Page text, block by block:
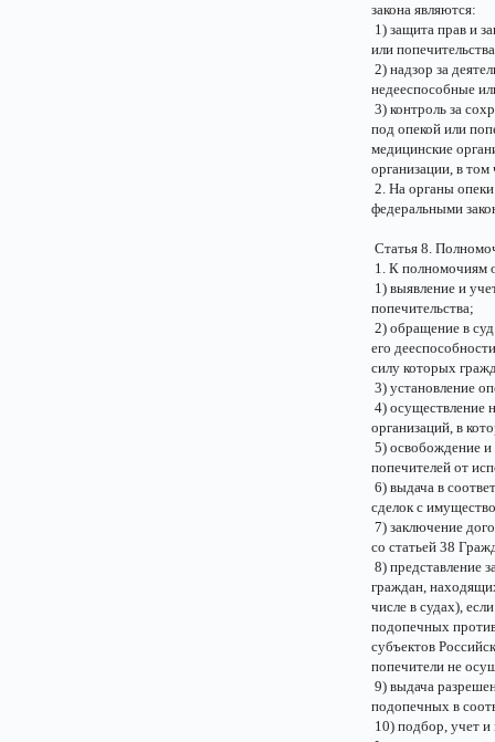
закона являются:
1) защита прав и
или
2) надзор за
недееспособные
3) контроль за
под опекой или
медицинские
организации, в том
2. На органы опеки
федеральными
Статья 8.
1. К полномочиям
1) выявление и
попечительства;
2) обращение в
его
силу которых
3) установление
4) осуществление
организаций, в
5) освобождение и
попечителей от
6) выдача в
сделок с
7) заключение
со статьей 38
8) представление
граждан,
числе в судах),
подопечных
субъектов
попечители не
9) выдача
подопечных в
10) подбор, учет и